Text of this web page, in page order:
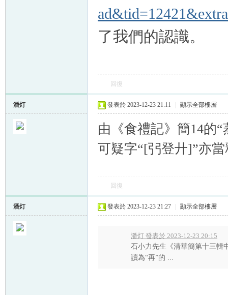
了我們的認識。
回復
潘灯 發表於 2023-12-23 21:11 顯示全部樓層
由《食禮記》簡14的
可疑字“[弜登廾]”亦
回復
潘灯 發表於 2023-12-23 21:27 顯示全部樓層
潘灯 發表於 2023-12-23 20:15
石小力先生《清華簡第十三輯
讀為“再”的 ...